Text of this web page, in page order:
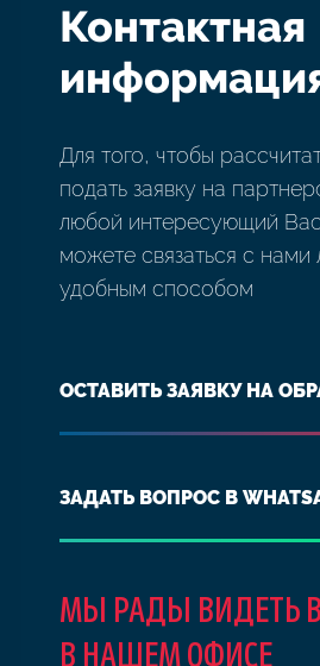
Контактная
Для того, чтобы
подать заявку на
любой интересующий
можете связаться с
удобным способом
ОСТАВИТЬ ЗАЯВКУ НА
ЗАДАТЬ ВОПРОС В
МЫ РАДЫ ВИДЕТЬ
В НАШЕМ ОФИСЕ